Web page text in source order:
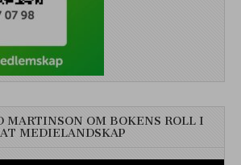
MARTINSON OM BOKENS ROLL I
MEDIELANDSKAP